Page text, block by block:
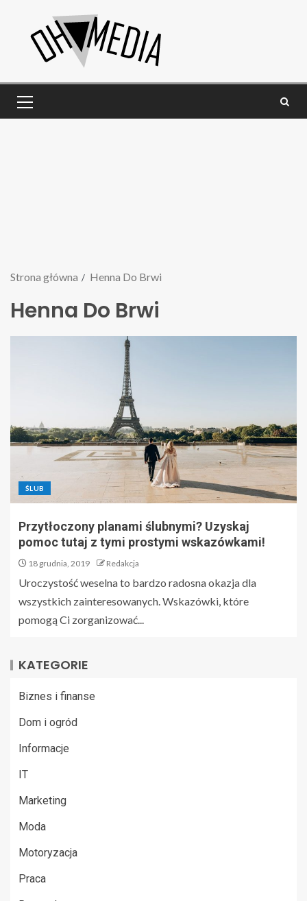
Strona główna Henna Do Brwi
Henna Do Brwi
ŚLUB
Przytłoczony planami ślubnymi? Uzyskaj
pomoc tutaj z tymi prostymi wskazówkami!
18 grudnia, 2019 Redakcja
Uroczystość weselna to bardzo radosna okazja dla
wszystkich zainteresowanych. Wskazówki, które
pomogą Ci zorganizować...
KATEGORIE
Biznes i finanse
Dom i ogród
Informacje
IT
Marketing
Moda
Motoryzacja
Praca